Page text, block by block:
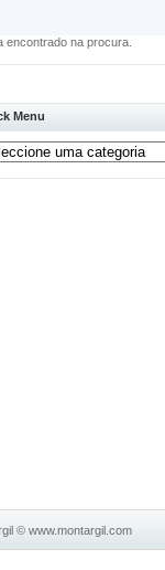
encontrado na procura.
Menu
©www.montargil.com